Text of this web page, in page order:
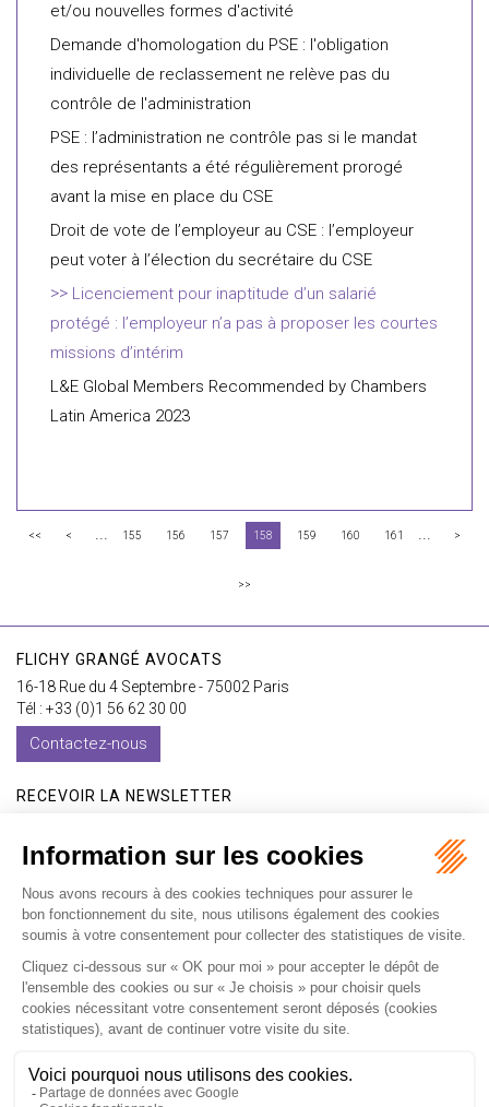
et/ou nouvelles formes d'activité
Demande d'homologation du PSE : l'obligation
individuelle de reclassement ne relève pas du
contrôle de l'administration
PSE : l’administration ne contrôle pas si le mandat
des représentants a été régulièrement prorogé
avant la mise en place du CSE
Droit de vote de l’employeur au CSE : l’employeur
peut voter à l’élection du secrétaire du CSE
Licenciement pour inaptitude d’un salarié
protégé : l’employeur n’a pas à proposer les courtes
missions d’intérim
L&E Global Members Recommended by Chambers
Latin America 2023
<< < ... 155 156 157 158 159 160 161 ... >
>>
FLICHY GRANGÉ AVOCATS
16-18 Rue du 4 Septembre - 75002 Paris
Tél : +33 (0)1 56 62 30 00
Contactez-nous
RECEVOIR LA NEWSLETTER
Je m'inscris
Accueil Expertises Les formations International Avocats Cabinet Vidéos
Recrutement
Mentions légales
Politique de confidentialité